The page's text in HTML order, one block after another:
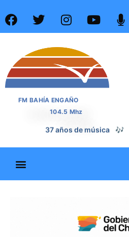
FM BAHÍA ENGAÑO
104.5 Mhz
37 años de noticias 📰